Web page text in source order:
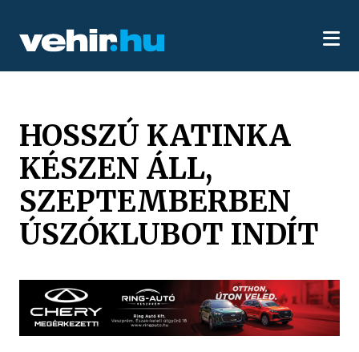
HOSSZÚ KATINKA
KÉSZEN ÁLL,
SZEPTEMBERBEN
ÚSZÓKLUBOT INDÍT